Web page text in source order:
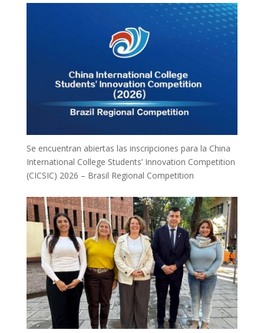
Se encuentran abiertas las inscripciones para la China
International College Students’ Innovation Competition
(CICSIC) 2026 – Brasil Regional Competition